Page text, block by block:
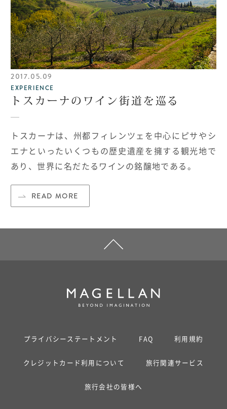
2017.05.09
EXPERIENCE
トスカーナのワイン街道を巡る
トスカーナは、州都フィレンツェを中心にピサやシ
エナといったいくつもの歴史遺産を擁する観光地で
あり、世界に名だたるワインの銘醸地である。
READ MORE
プライバシーステートメント FAQ 利用規約
クレジットカード利用について 旅行関連サービス
旅行会社の皆様へ